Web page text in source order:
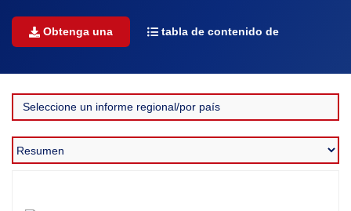
Obtenga una tabla de contenido de